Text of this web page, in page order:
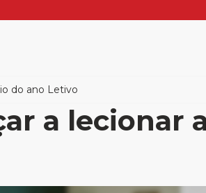
do ano Letivo
a lecionar